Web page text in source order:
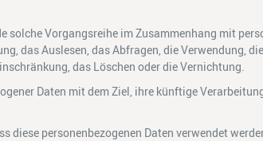
Vorgangsreihe im Zusammenhang mit
das Auslesen, das Abfragen, die Verwendung,
das Löschen oder die Vernichtung.
Daten mit dem Ziel, ihre künftige
personenbezogenen Daten verwendet